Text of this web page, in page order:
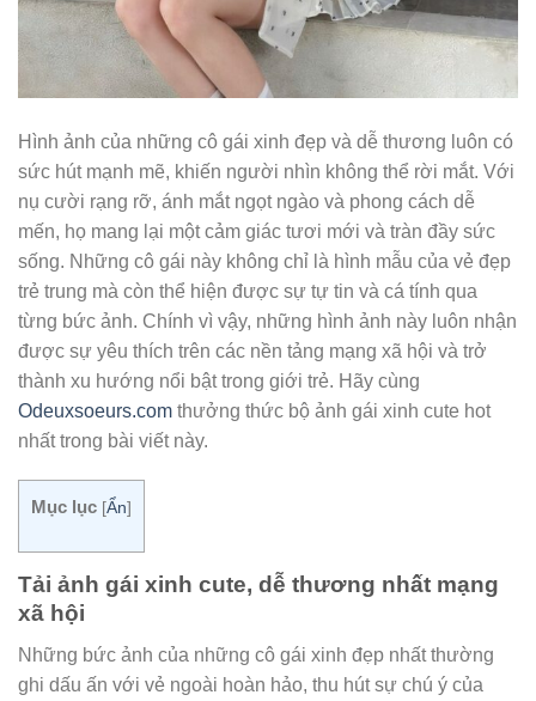
Hình ảnh của những cô gái xinh đẹp và dễ thương luôn có
sức hút mạnh mẽ, khiến người nhìn không thể rời mắt. Với
nụ cười rạng rỡ, ánh mắt ngọt ngào và phong cách dễ
mến, họ mang lại một cảm giác tươi mới và tràn đầy sức
sống. Những cô gái này không chỉ là hình mẫu của vẻ đẹp
trẻ trung mà còn thể hiện được sự tự tin và cá tính qua
từng bức ảnh. Chính vì vậy, những hình ảnh này luôn nhận
được sự yêu thích trên các nền tảng mạng xã hội và trở
thành xu hướng nổi bật trong giới trẻ. Hãy cùng
Odeuxsoeurs.com thưởng thức bộ ảnh gái xinh cute hot
nhất trong bài viết này.
Mục lục [Ẩn]
Tải ảnh gái xinh cute, dễ thương nhất mạng
xã hội
Những bức ảnh của những cô gái xinh đẹp nhất thường
ghi dấu ấn với vẻ ngoài hoàn hảo, thu hút sự chú ý của